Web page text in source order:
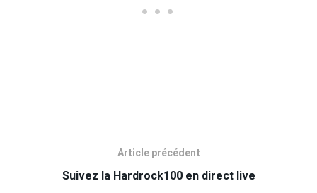
Article précédent
Suivez la Hardrock100 en direct live